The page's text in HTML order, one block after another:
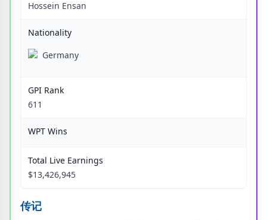
Hossein Ensan
Nationality
Germany
GPI Rank
611
WPT Wins
Total Live Earnings
$13,426,945
传记